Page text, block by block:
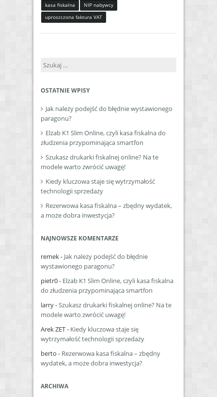
kasa fiskalna
NIP nabywcy
uproszczona faktura VAT
Szukaj:
OSTATNIE WPISY
Jak należy podejść do błędnie wystawionego
paragonu?
Elzab K1 Slim Online, czyli kasa fiskalna do
złudzenia przypominająca smartfon
Szukasz drukarki fiskalnej online? Na te
modele warto zwrócić uwagę!
Kiedy kluczowa staje się wytrzymałość
technologii sprzedaży
Rezerwowa kasa fiskalna – zbędny wydatek,
a może dobra inwestycja?
NAJNOWSZE KOMENTARZE
remek- Jak należy podejść do błędnie
wystawionego paragonu?
pietr0- Elzab K1 Slim Online, czyli kasa fiskalna
do złudzenia przypominająca smartfon
larry-Szukasz drukarki fiskalnej online? Na te
modele warto zwrócić uwagę!
Arek ZET- Kiedy kluczowa staje się
wytrzymałość technologii sprzedaży
berto - Rezerwowa kasa fiskalna – zbędny
wydatek, a może dobra inwestycja?
ARCHIWA